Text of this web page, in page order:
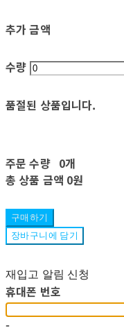
추가 금액
수량
품절된 상품입니다.
주문 수량 0개
총 상품 금액 0원
구매하기
장바구니에 담기
재입고 알림 신청
휴대폰 번호
-